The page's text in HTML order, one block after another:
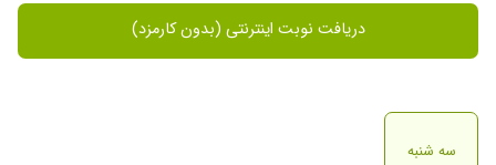
دریافت نوبت اینترنتی (بدون کارمزد)
سه شنبه